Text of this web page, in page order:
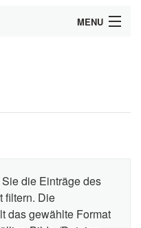
MENU
die Einträge des
filtern. Die
das gewählte Format